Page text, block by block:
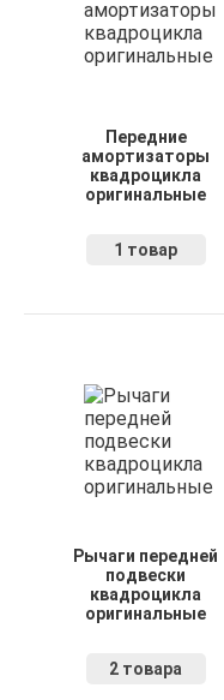
Передние
амортизаторы
квадроцикла
оригинальные
1 товар
Рычаги передней
подвески
квадроцикла
оригинальные
2 товара